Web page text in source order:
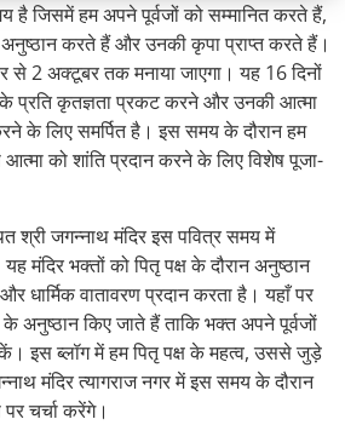
है जिसमें हम अपने पूर्वजों को सम्मानित करते हैं,
करते हैं और उनकी कृपा प्राप्त करते हैं।
से 2 अक्टूबर तक मनाया जाएगा। यह 16 दिनों
के प्रति कृतज्ञता प्रकट करने और उनकी आत्मा
के लिए समर्पित है। इस समय के दौरान हम
को शांति प्रदान करने के लिए विशेष पूजा-
श्री जगन्नाथ मंदिर इस पवित्र समय में
यह मंदिर भक्तों को पितृ पक्ष के दौरान अनुष्ठान
धार्मिक वातावरण प्रदान करता है। यहाँ पर
के अनुष्ठान किए जाते हैं ताकि भक्त अपने पूर्वजों
इस ब्लॉग में हम पितृ पक्ष के महत्व, उससे जुड़े
मंदिर त्यागराज नगर में इस समय के दौरान
चर्चा करेंगे।